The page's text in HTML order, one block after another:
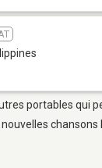
portables qui